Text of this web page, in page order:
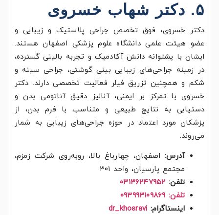
۵. دکتر شهاب خسروی
دکتر خسروی، فوق تخصص جراحی پلاستیک و زیبایی و
عضو هیئت علمی دانشگاه علوم پزشکی اصفهان هستند.
ایشان با پشتوانه دانش آکادمیک و تجربه بالینی گسترده،
در زمینه جراحی‌های زیبایی بینی گوشتی، جراحی سینه و
شکم و همچنین تزریق فیلر فعالیت تخصصی دارند. دکتر
خسروی با تمرکز بر ایمنی، آنالیز دقیق آناتومی بدن و
دستیابی به نتایج طبیعی و متناسب با فرم بدن، از
پزشکان مورد اعتماد در حوزه جراحی‌های زیبایی به شمار
می‌روند.
آدرس:اصفهان، چهارباغ بالا، روبه‌روی شرکت زمزم،
مجتمع پارسیان، واحد ۳۰۱
تلفن: ۰۳۱۳۶۲۴۷۹۵۲
تلفن: ۰۹۳۹۹۳۱۰۹۸۶۹
اینستاگرام: dr_khosravi